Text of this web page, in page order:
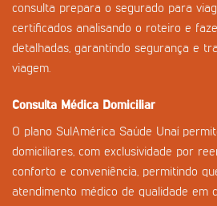
consulta prepara o segurado para
certificados analisando o roteiro e
detalhadas, garantindo segurança e
viagem.
Consulta Médica Domiciliar
O plano SulAmérica Saúde Unaí
domiciliares, com exclusividade por
conforto e conveniência, permitindo
atendimento médico de qualidade em